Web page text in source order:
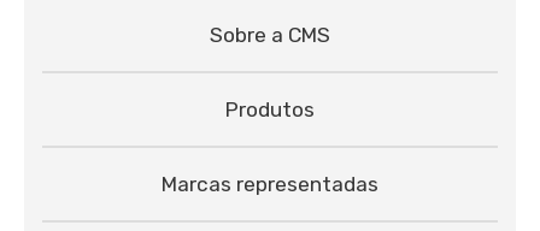
Sobre a CMS
Produtos
Marcas representadas